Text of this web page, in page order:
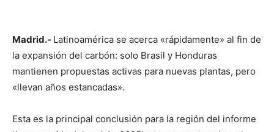
Madrid.- Latinoamérica se acerca «rápidamente» al fin de
la expansión del carbón: solo Brasil y Honduras
mantienen propuestas activas para nuevas plantas, pero
«llevan años estancadas».
Esta es la principal conclusión para la región del informe